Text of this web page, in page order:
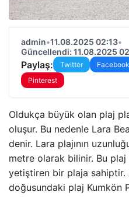
admin•11.08.2025 02:13•
Güncellendi: 11.08.2025
Paylaş: Twitter Facebook
Pinterest
Oldukça büyük olan plaj
oluşur. Bu nedenle Lara
denir. Lara plajının
metre olarak bilinir. Bu
yetiştiren bir plaja sahiptir.
doğusundaki plaj Kumkön